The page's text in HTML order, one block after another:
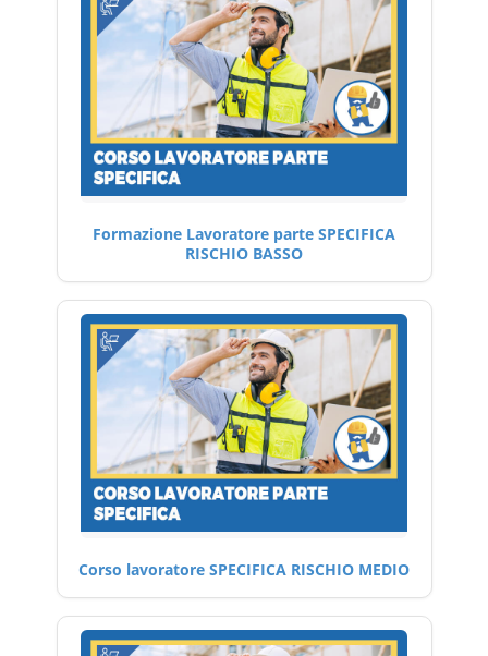
Formazione Lavoratore parte SPECIFICA
RISCHIO BASSO
Corso lavoratore SPECIFICA RISCHIO MEDIO